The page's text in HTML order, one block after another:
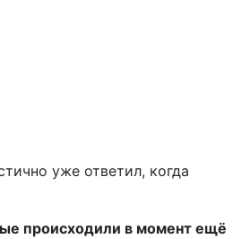
уже ответил, когда
происходили в момент ещё